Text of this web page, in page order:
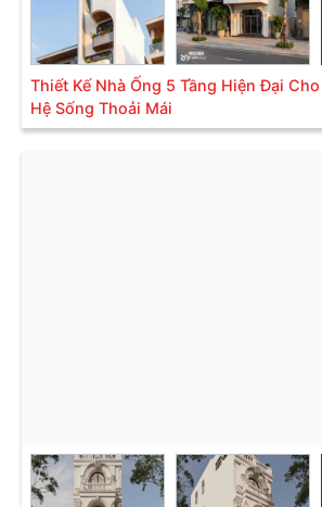
Thiết Kế Nhà Ống 5 Tầng Hiện Đại
Hệ Sống Thoải Mái